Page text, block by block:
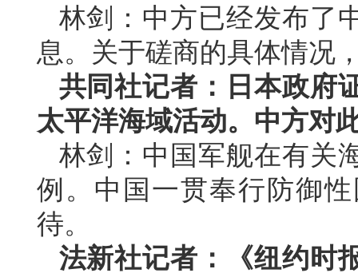
林剑：中方已经发布了
息。关于磋商的具体情况
共同社记者：日本政府
太平洋海域活动。中方对
林剑：中国军舰在有关
例。中国一贯奉行防御
待。
法新社记者：《纽约时